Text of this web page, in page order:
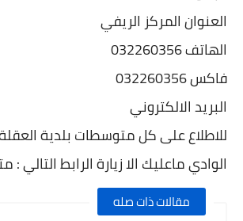
العنوان المركز الريفي
الهاتف 032260356
فاكس 032260356
البريد الالكتروني
للاطلاع على كل متوسطات بلدية
الوادي ماعليك الا زيارة الرابط التالي
مقالات ذات صله